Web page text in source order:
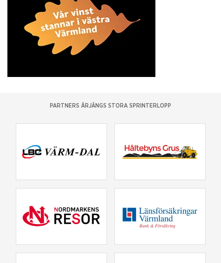
PARTNERS ÅRJÄNGS STORA SPRINTERLOPP